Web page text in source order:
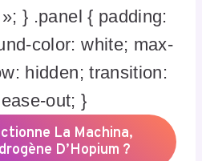
} .panel { padding:
color: white; max-
hidden; transition:
out; }
La Machina,
D’Hopium ?